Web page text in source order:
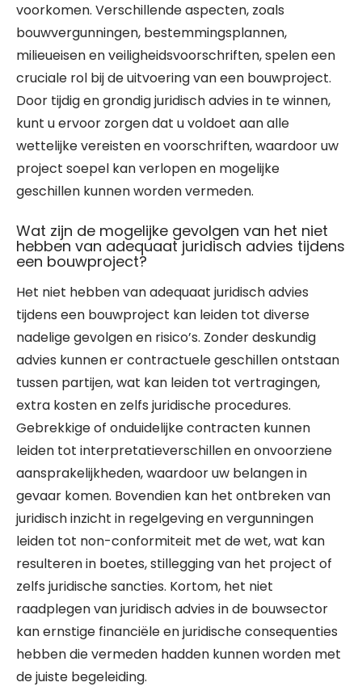
voorkomen. Verschillende aspecten, zoals
bouwvergunningen, bestemmingsplannen,
milieueisen en veiligheidsvoorschriften, spelen een
cruciale rol bij de uitvoering van een bouwproject.
Door tijdig en grondig juridisch advies in te winnen,
kunt u ervoor zorgen dat u voldoet aan alle
wettelijke vereisten en voorschriften, waardoor uw
project soepel kan verlopen en mogelijke
geschillen kunnen worden vermeden.
Wat zijn de mogelijke gevolgen van het niet
hebben van adequaat juridisch advies tijdens
een bouwproject?
Het niet hebben van adequaat juridisch advies
tijdens een bouwproject kan leiden tot diverse
nadelige gevolgen en risico’s. Zonder deskundig
advies kunnen er contractuele geschillen ontstaan
tussen partijen, wat kan leiden tot vertragingen,
extra kosten en zelfs juridische procedures.
Gebrekkige of onduidelijke contracten kunnen
leiden tot interpretatieverschillen en onvoorziene
aansprakelijkheden, waardoor uw belangen in
gevaar komen. Bovendien kan het ontbreken van
juridisch inzicht in regelgeving en vergunningen
leiden tot non-conformiteit met de wet, wat kan
resulteren in boetes, stillegging van het project of
zelfs juridische sancties. Kortom, het niet
raadplegen van juridisch advies in de bouwsector
kan ernstige financiële en juridische consequenties
hebben die vermeden hadden kunnen worden met
de juiste begeleiding.